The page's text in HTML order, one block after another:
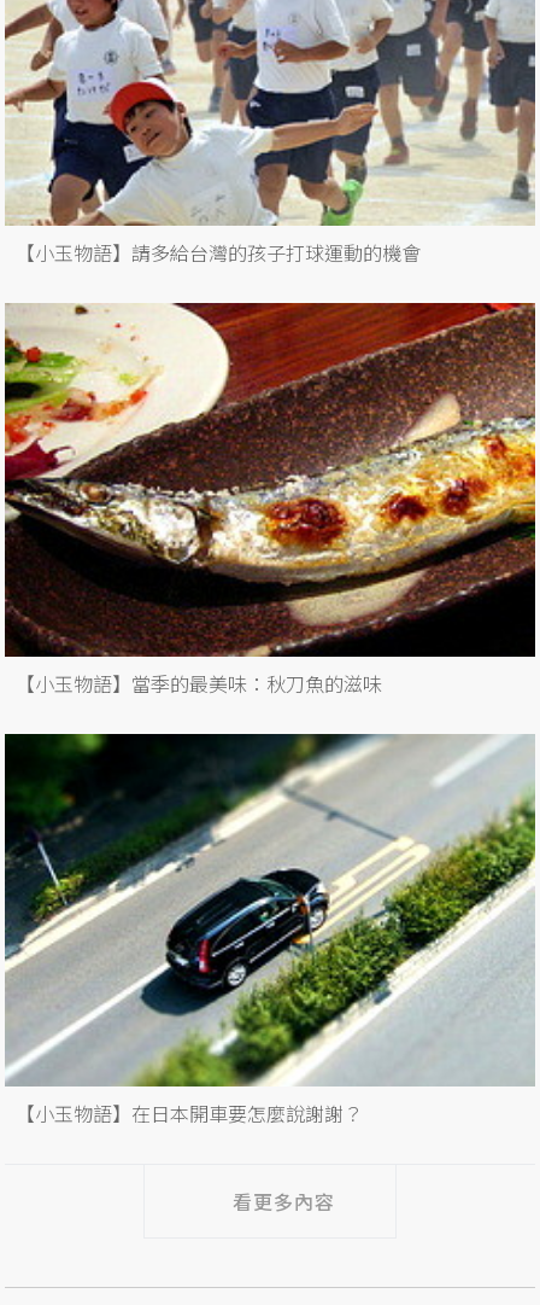
【小玉物語】請多給台灣的孩子打球運動的機會
【小玉物語】當季的最美味：秋刀魚的滋味
【小玉物語】在日本開車要怎麼說謝謝？
看更多內容